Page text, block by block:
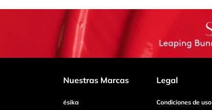
Agregar comentario
Título
Tu nombre
Nuestras Marcas
ésika
Legal
Condiciones de uso